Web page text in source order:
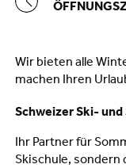
Wir bieten alle
machen Ihren
Schweizer Ski-
Ihr Partner für
Skischule, sondern